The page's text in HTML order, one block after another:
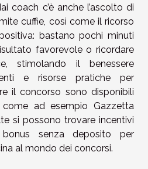
coach c’è anche l’ascolto di
cuffie, così come il ricorso
bastano pochi minuti
favorevole o ricordare
stimolando il benessere
e risorse pratiche per
il concorso sono disponibili
ad esempio Gazzetta
si possono trovare incentivi
senza deposito per
al mondo dei concorsi.